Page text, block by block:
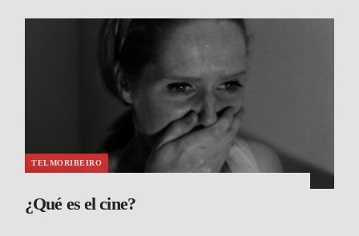
TELMORIBEIRO
¿Qué es el cine?